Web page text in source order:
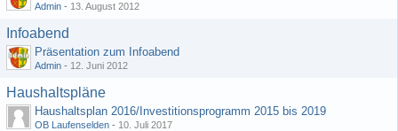
Admin - 13. August 2012
Infoabend
Präsentation zum Infoabend
Admin - 12. Juni 2012
Haushaltspläne
Haushaltsplan 2016/Investitionsprogramm 2015 bis 2019
OB Laufenselden - 10. Juli 2017